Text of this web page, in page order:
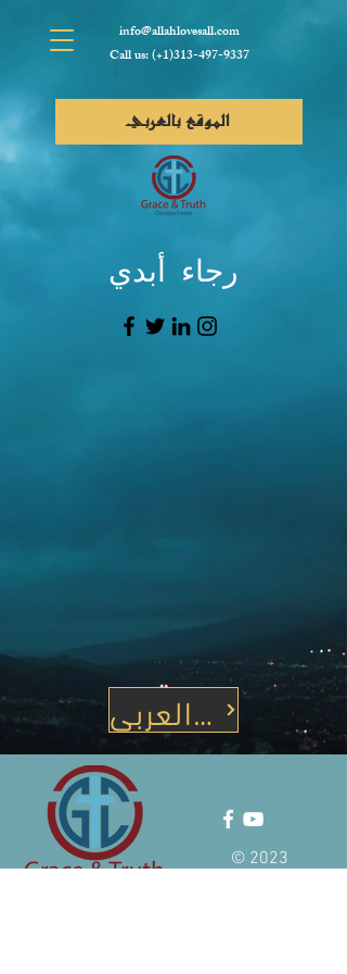
info@allahlovesall.com
Call us: (+1)313-497-9337
الموقع بالعربي
رجاء أبدي
الموقع العربي
© 2023